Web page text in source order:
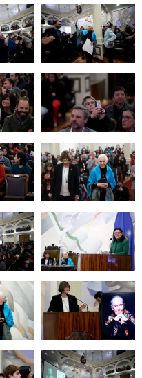
Zoom
Zoom
Zoom
Zoom
Zoom
Zoom